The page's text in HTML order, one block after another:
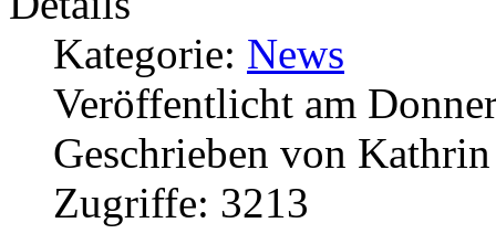
Kategorie: News
Veröffentlicht am
Geschrieben von
Zugriffe: 3213